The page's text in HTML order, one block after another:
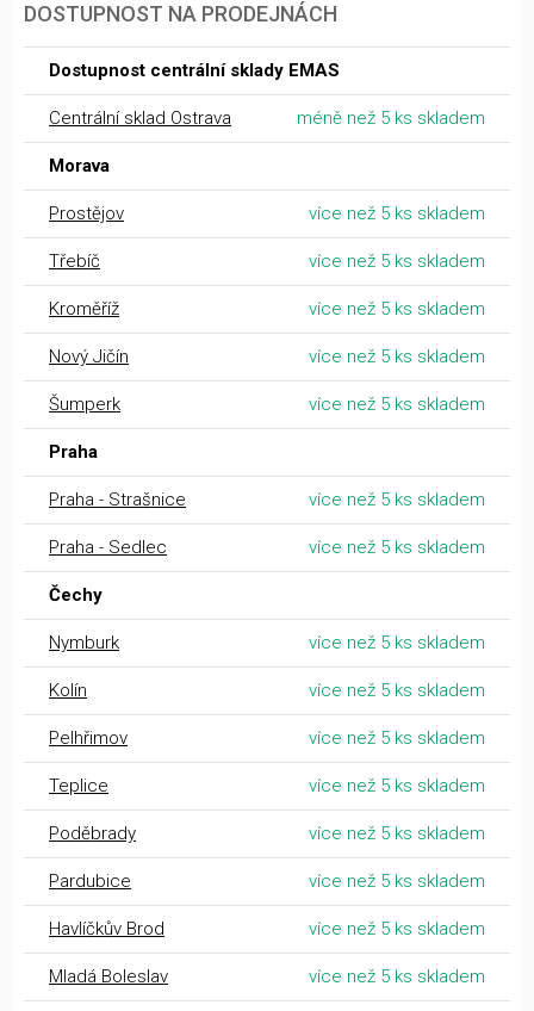
DOSTUPNOST NA PRODEJNÁCH
Dostupnost centrální sklady EMAS
Centrální sklad Ostrava méně než 5 ks skladem
Morava
Prostějov více než 5 ks skladem
Třebíč více než 5 ks skladem
Kroměříž více než 5 ks skladem
Nový Jičín více než 5 ks skladem
Šumperk více než 5 ks skladem
Praha
Praha - Strašnice více než 5 ks skladem
Praha - Sedlec více než 5 ks skladem
Čechy
Nymburk více než 5 ks skladem
Kolín více než 5 ks skladem
Pelhřimov více než 5 ks skladem
Teplice více než 5 ks skladem
Poděbrady více než 5 ks skladem
Pardubice více než 5 ks skladem
Havlíčkův Brod více než 5 ks skladem
Mladá Boleslav více než 5 ks skladem